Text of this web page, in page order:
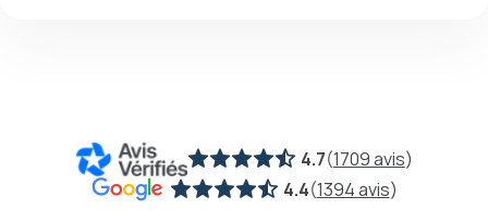
4.7(1709 avis)
4.4(1394 avis)